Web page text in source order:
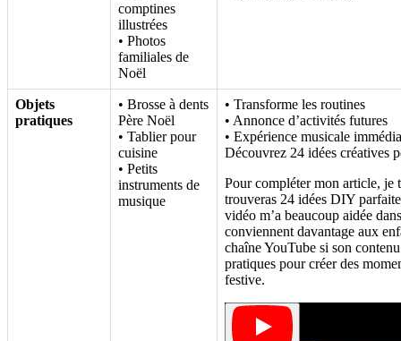
comptines
illustrées
• Photos
familiales de
Noël
Objets
pratiques
• Brosse à dents
Père Noël
• Tablier pour
cuisine
• Petits
instruments de
musique
• Transforme les routines
• Annonce d’activités futures
• Expérience musicale
Découvrez 24 idées créatives
Pour compléter mon article, je
trouveras 24 idées DIY
vidéo m’a beaucoup aidée
conviennent davantage aux
chaîne YouTube si son
pratiques pour créer des
festive.